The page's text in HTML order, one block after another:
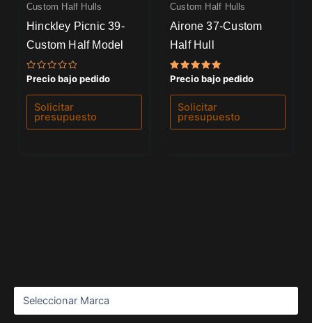
Custom Half Hulls
Hinckley Picnic 39-
Custom Half Model
Valorado
0
de
Precio bajo pedido
Solicitar
presupuesto
Custom Half Hulls
Airone 37-Custom
Half Hull
Valorado
5.00
de 5
Precio bajo pedido
Solicitar
presupuesto